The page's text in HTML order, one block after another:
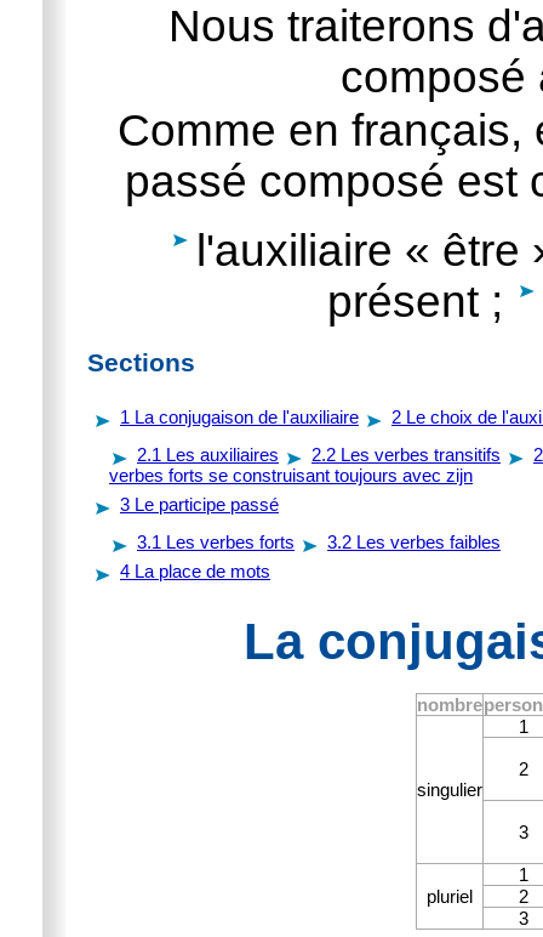
Nous traiterons
composé
Comme en français,
passé composé est
l'auxiliaire «
présent ;
Sections
1 La conjugaison de l'auxiliaire 2 Le choix de
2.1 Les auxiliaires 2.2 Les verbes transitifs
verbes forts se construisant toujours avec zijn
3 Le participe passé
3.1 Les verbes forts 3.2 Les verbes faibles
4 La place de mots
La
nombre
singulier
1
2
3
pluriel
1
2
3